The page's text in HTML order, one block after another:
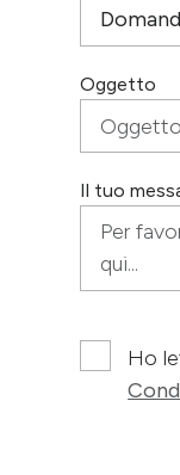
Oggetto
Il tuo
Ho